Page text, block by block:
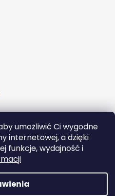
umożliwić Ci wygodne
internetowej, a dzięki
funkcje, wydajność i
Shoptet
plików cookie